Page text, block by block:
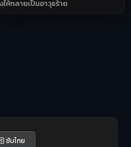
ห้กลายเป็นอาวุธร้าย
ซับไทย